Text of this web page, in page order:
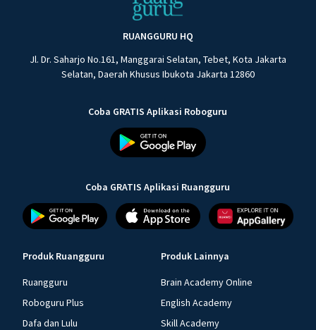
RUANGGURU HQ
Jl. Dr. Saharjo No.161, Manggarai Selatan, Tebet, Kota Jakarta
Selatan, Daerah Khusus Ibukota Jakarta 12860
Coba GRATIS Aplikasi Roboguru
Coba GRATIS Aplikasi Ruangguru
Produk Ruangguru
Ruangguru
Roboguru Plus
Dafa dan Lulu
Produk Lainnya
Brain Academy Online
English Academy
Skill Academy